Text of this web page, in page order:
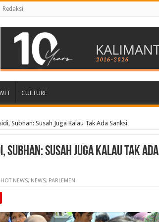
Redaksi
CULTURE
Subhan: Susah Juga Kalau Tak Ada Sanksi
Susah Juga Kalau Tak Ada
HOT NEWS, NEWS, PARLEMEN